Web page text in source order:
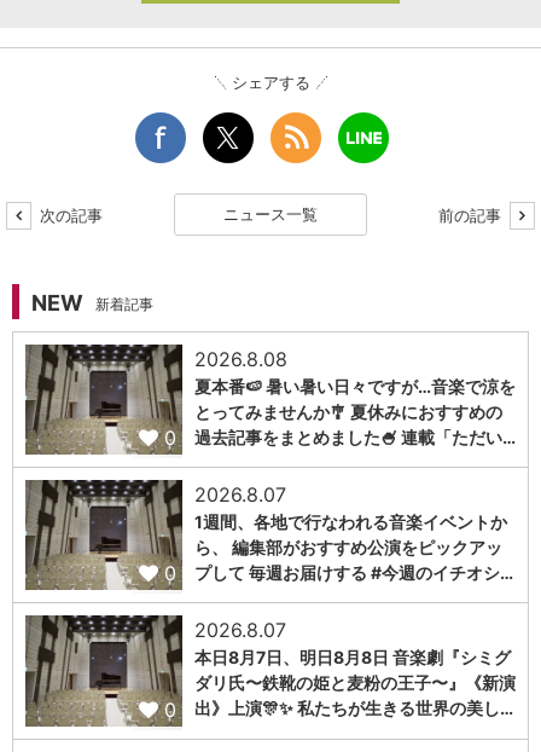
シェアする
次の記事 ニュース一覧 前の記事
NEW 新着記事
0
2026.8.08
夏本番🍉 暑い暑い日々ですが…音楽で涼を
とってみませんか🎐 夏休みにおすすめの
過去記事をまとめました🍧 連載「ただい…
0
2026.8.07
1週間、各地で行なわれる音楽イベントか
ら、 編集部がおすすめ公演をピックアッ
プして 毎週お届けする #今週のイチオシ…
0
2026.8.07
本日8月7日、明日8月8日 音楽劇『シミグ
ダリ氏〜鉄靴の姫と麦粉の王子〜』《新演
出》上演🎊✨ 私たちが生きる世界の美し…